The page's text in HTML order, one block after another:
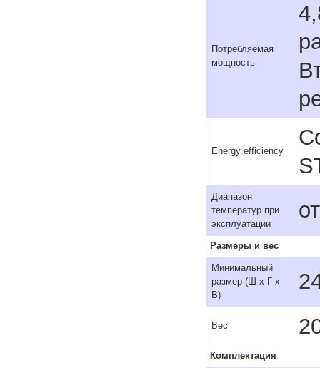
Потребляемая
мощность
Energy efficiency
Диапазон
температур при
эксплуатации
Размеры и вес
Минимальный
размер (Ш x Г x
В)
Вес
Комплектация